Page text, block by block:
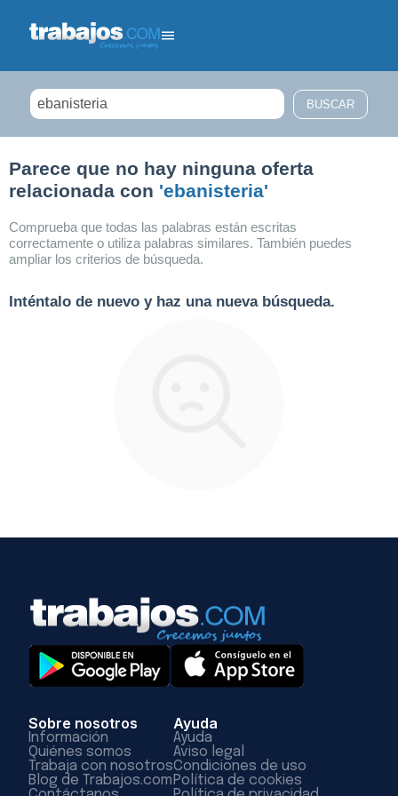
Parece que no hay ninguna oferta
relacionada con 'ebanisteria'
Comprueba que todas las palabras están escritas
correctamente o utiliza palabras similares. También puedes
ampliar los criterios de búsqueda.
Inténtalo de nuevo y haz una nueva búsqueda.
Sobre nosotros
Información
Quiénes somos
Trabaja con nosotros
Blog de Trabajos.com
Ayuda
Ayuda
Aviso legal
Condiciones de uso
Política de cookies